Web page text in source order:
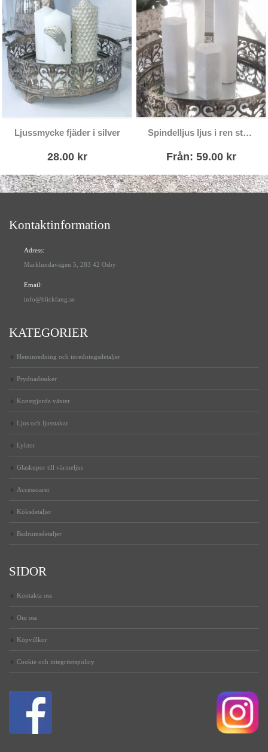
Ljussmycke fjäder i silver
28.00 kr
Den här produkten har flera varianter. De olika alternativen kan väljas på produktsidan
Spindelljus ljus i ren stearin
Från: 59.00 kr
Kontaktinformation
Adress:
Marklundavägen 5, 283 42 Osby
Email:
info@blickfang.se
KATEGORIER
Heminredning och inredningsdetaljer
Prydnadssaker
Konstgjorda växter
Ljus och ljusstakar
Lyktor
Glaskupor till värmeljus
Accessoarer
Köksdetaljer
Badrumsdetaljer
SIDOR
Kontakta oss
Om oss
Köpvillkor
Cookie och integritetspolicy